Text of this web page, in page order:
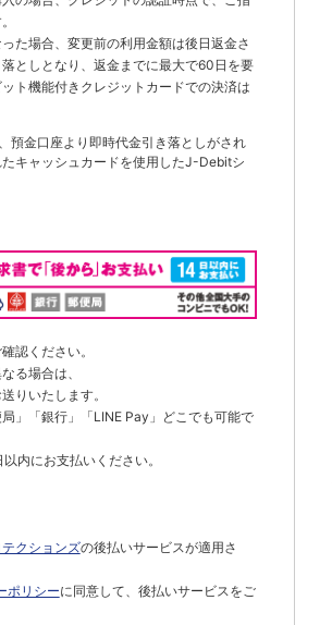
た場合、変更前の利用金額は後日返金さ
としとなり、返金までに最大で60日を要
ト機能付きクレジットカードでの決済は
預金口座より即時代金引き落としがされ
キャッシュカードを使用したJ-Debitシ
認ください。
る場合は、
りいたします。
」「銀行」「LINE Pay」どこでも可能で
内にお支払いください。
クションズの後払いサービスが適用さ
ポリシーに同意して、後払いサービスをご